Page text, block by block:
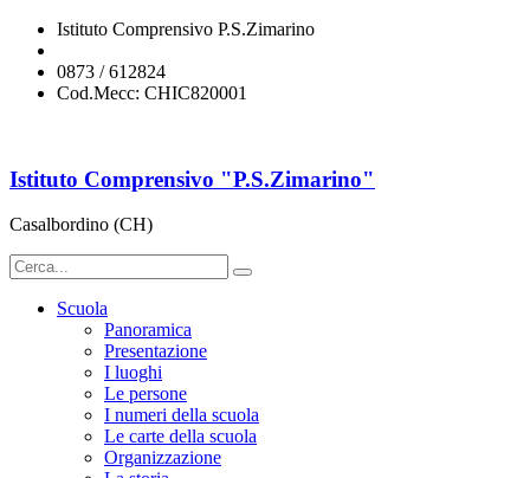
Istituto Comprensivo P.S.Zimarino
0873 / 612824
Cod.Mecc: CHIC820001
Istituto Comprensivo "P.S.Zimarino"
Casalbordino (CH)
Scuola
Panoramica
Presentazione
I luoghi
Le persone
I numeri della scuola
Le carte della scuola
Organizzazione